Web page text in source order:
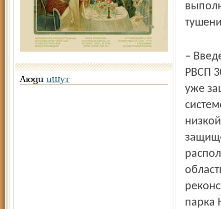
Люди ищут
–
РВСП
уже
парка